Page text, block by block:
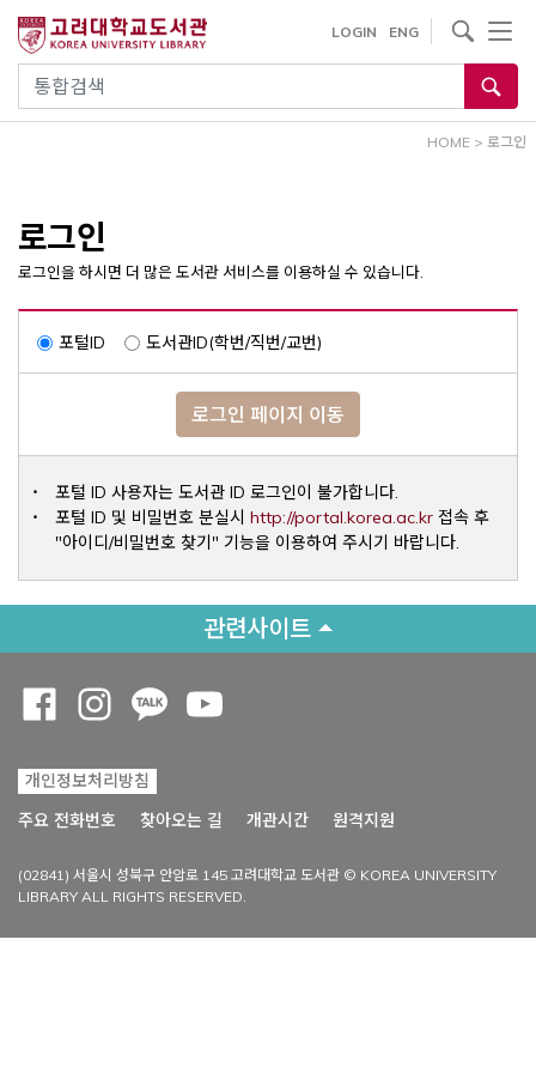
건
통합검색
LOGIN ENG
사이트내 검색
HOME > 로그인
로그인
로그인을 하시면 더 많은 도서관 서비스를 이용하실 수 있습니다.
포털ID 도서관ID(학번/직번/교번)
로그인 페이지 이동
포털 ID 사용자는 도서관 ID 로그인이 불가합니다.
포털 ID 및 비밀번호 분실시 http://portal.korea.ac.krOpens a
접속 후
"아이디/비밀번호 찾기" 기능을 이용하여 주시기 바랍니다.
관련사이트
개인정보처리방침
주요 전화번호
찾아오는 길 개관시간 원격지원
(02841) 서울시 성북구 안암로 145 고려대학교 도서관 © KOREA UNIVERSITY
LIBRARY ALL RIGHTS RESERVED.
Opens a new window
Opens a new window
Opens a new window